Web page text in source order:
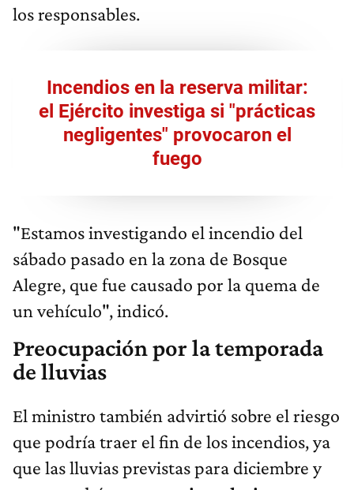
los responsables.
Incendios en la reserva militar:
el Ejército investiga si "prácticas
negligentes" provocaron el
fuego
"Estamos investigando el incendio del
sábado pasado en la zona de Bosque
Alegre, que fue causado por la quema de
un vehículo", indicó.
Preocupación por la temporada
de lluvias
El ministro también advirtió sobre el riesgo
que podría traer el fin de los incendios, ya
que las lluvias previstas para diciembre y